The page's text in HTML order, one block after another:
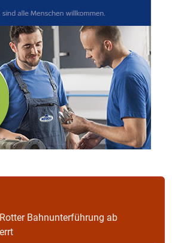
Rotter Bahnunterführung ab